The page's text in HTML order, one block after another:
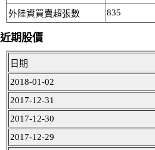
外陸資買賣超張數 835
近期股價
日期
2018-01-02
2017-12-31
2017-12-30
2017-12-29